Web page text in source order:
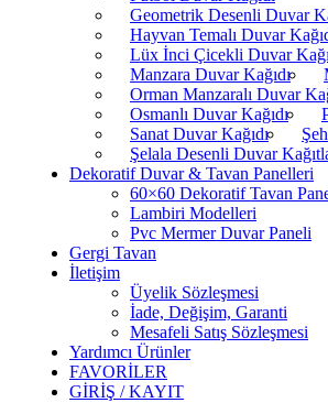
Geometrik Desenli Duvar
Hayvan Temalı Duvar
Lüx İnci Çicekli Duvar
Manzara Duvar Kağıdı
Orman Manzaralı Duvar
Osmanlı Duvar Kağıdı
Sanat Duvar Kağıdı
Şelala Desenli Duvar
Dekoratif Duvar & Tavan Panelleri
60×60 Dekoratif Tavan
Lambiri Modelleri
Pvc Mermer Duvar Paneli
Gergi Tavan
İletişim
Üyelik Sözleşmesi
İade, Değişim, Garanti
Mesafeli Satış Sözleşmesi
Yardımcı Ürünler
FAVORİLER
GİRİŞ / KAYIT